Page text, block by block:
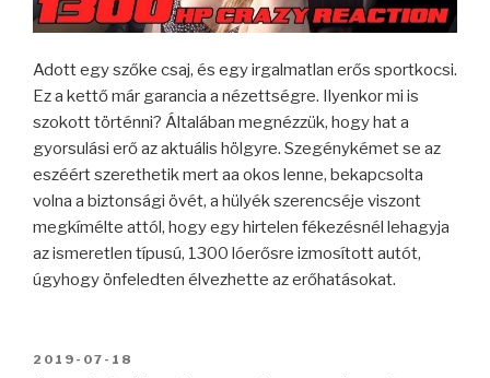
Adott egy szőke csaj, és egy irgalmatlan erős sportkocsi.
Ez a kettő már garancia a nézettségre. Ilyenkor mi is
szokott történni? Általában megnézzük, hogy hat a
gyorsulási erő az aktuális hölgyre. Szegénykémet se az
eszéért szerethetik mert aa okos lenne, bekapcsolta
volna a biztonsági övét, a hülyék szerencséje viszont
megkímélte attól, hogy egy hirtelen fékezésnél lehagyja
az ismeretlen típusú, 1300 lóerősre izmosított autót,
úgyhogy önfeledten élvezhette az erőhatásokat.
BEKÜLDVE:
2019-07-18